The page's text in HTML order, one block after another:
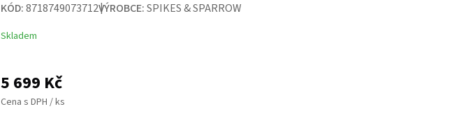
KÓD:8718749073712VÝROBCE:SPIKES & SPARROW
Skladem
5 699 Kč
Cena s DPH / ks